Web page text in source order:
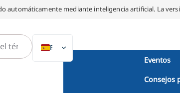
automáticamente mediante inteligencia artificial. La
DE
Eventos
Consejos